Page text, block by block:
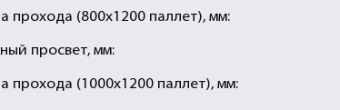
прохода (800х1200 паллет), мм:
просвет, мм:
прохода (1000х1200 паллет), мм: